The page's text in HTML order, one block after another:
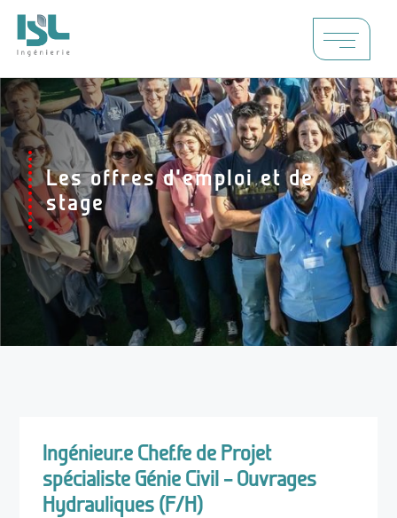
Les offres d’emploi et de
stage
Ingénieur.e Chef.fe de Projet
spécialiste Génie Civil – Ouvrages
Hydrauliques (F/H)